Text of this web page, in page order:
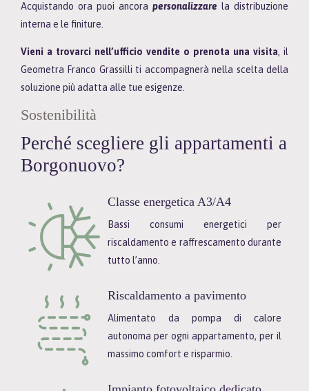
Acquistando ora puoi ancora personalizzare la distribuzione
interna e le finiture.
Vieni a trovarci nell’ufficio vendite o prenota una visita, il
Geometra Franco Grassilli ti accompagnerà nella scelta della
soluzione più adatta alle tue esigenze.
Sostenibilità
Perché scegliere gli appartamenti a
Borgonuovo?
Classe energetica A3/A4
Bassi consumi energetici per
riscaldamento e raffrescamento durante
tutto l’anno.
Riscaldamento a pavimento
Alimentato da pompa di calore
autonoma per ogni appartamento, per il
massimo comfort e risparmio.